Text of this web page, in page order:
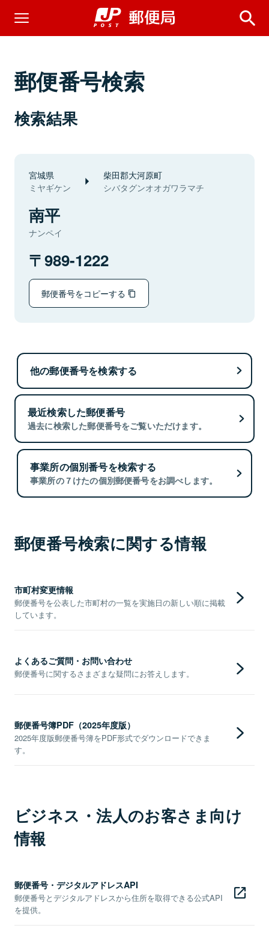
郵便番号検索
検索結果
宮城県
ミヤギケン
柴田郡大河原町
シバタグンオオガワラマチ
南平
ナンペイ
989-1222
郵便番号をコピーする
他の郵便番号を検索する
最近検索した郵便番号
過去に検索した郵便番号をご覧いただけます。
事業所の個別番号を検索する
事業所の７けたの個別郵便番号をお調べします。
郵便番号検索に関する情報
市町村変更情報
郵便番号を公表した市町村の一覧を実施日の新しい順に掲載
しています。
よくあるご質問・お問い合わせ
郵便番号に関するさまざまな疑問にお答えします。
郵便番号簿PDF（2025年度版）
2025年度版郵便番号簿をPDF形式でダウンロードできま
す。
ビジネス・法人のお客さま向け
情報
郵便番号・デジタルアドレスAPI
郵便番号とデジタルアドレスから住所を取得できる公式API
を提供。